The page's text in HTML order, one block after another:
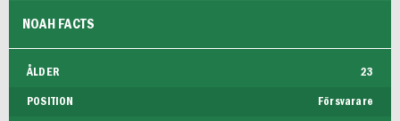
NOAH FACTS
ÅLDER 23
POSITION Försvarare